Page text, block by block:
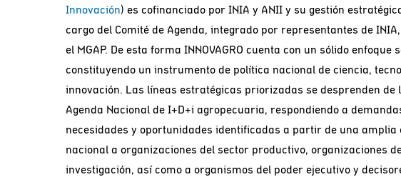
Innovación) es cofinanciado por INIA y ANII y su gestión
cargo del Comité de Agenda, integrado por representantes de
el MGAP. De esta forma INNOVAGRO cuenta con un sólido enfoque
constituyendo un instrumento de política nacional de ciencia,
innovación. Las líneas estratégicas priorizadas se desprenden de
Agenda Nacional de I+D+i agropecuaria, respondiendo a
necesidades y oportunidades identificadas a partir de una amplia
nacional a organizaciones del sector productivo, organizaciones
investigación, así como a organismos del poder ejecutivo y